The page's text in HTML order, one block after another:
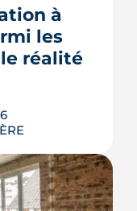
parà
les
réalité